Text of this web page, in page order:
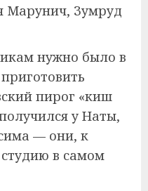
Марунич, Зумруд
нужно было в
пирог «киш
у Наты,
— они, к
в самом